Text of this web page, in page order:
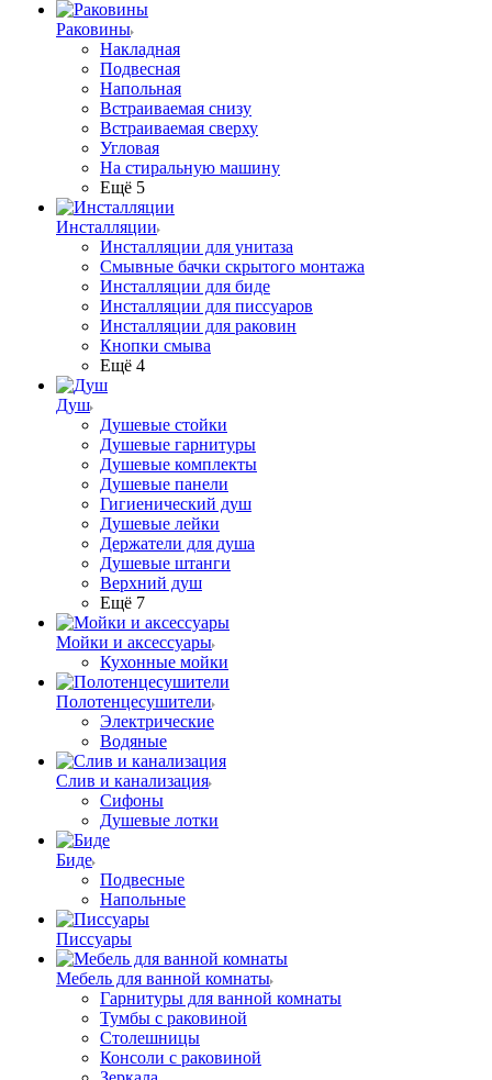
Раковины
Накладная
Подвесная
Напольная
Встраиваемая снизу
Встраиваемая сверху
Угловая
На стиральную машину
Ещё 5
Инсталляции
Инсталляции для унитаза
Смывные бачки скрытого монтажа
Инсталляции для биде
Инсталляции для писсуаров
Инсталляции для раковин
Кнопки смыва
Ещё 4
Душ
Душевые стойки
Душевые гарнитуры
Душевые комплекты
Душевые панели
Гигиенический душ
Душевые лейки
Держатели для душа
Душевые штанги
Верхний душ
Ещё 7
Мойки и аксессуары
Кухонные мойки
Полотенцесушители
Электрические
Водяные
Слив и канализация
Сифоны
Душевые лотки
Биде
Подвесные
Напольные
Писсуары
Мебель для ванной комнаты
Гарнитуры для ванной комнаты
Тумбы с раковиной
Столешницы
Консоли с раковиной